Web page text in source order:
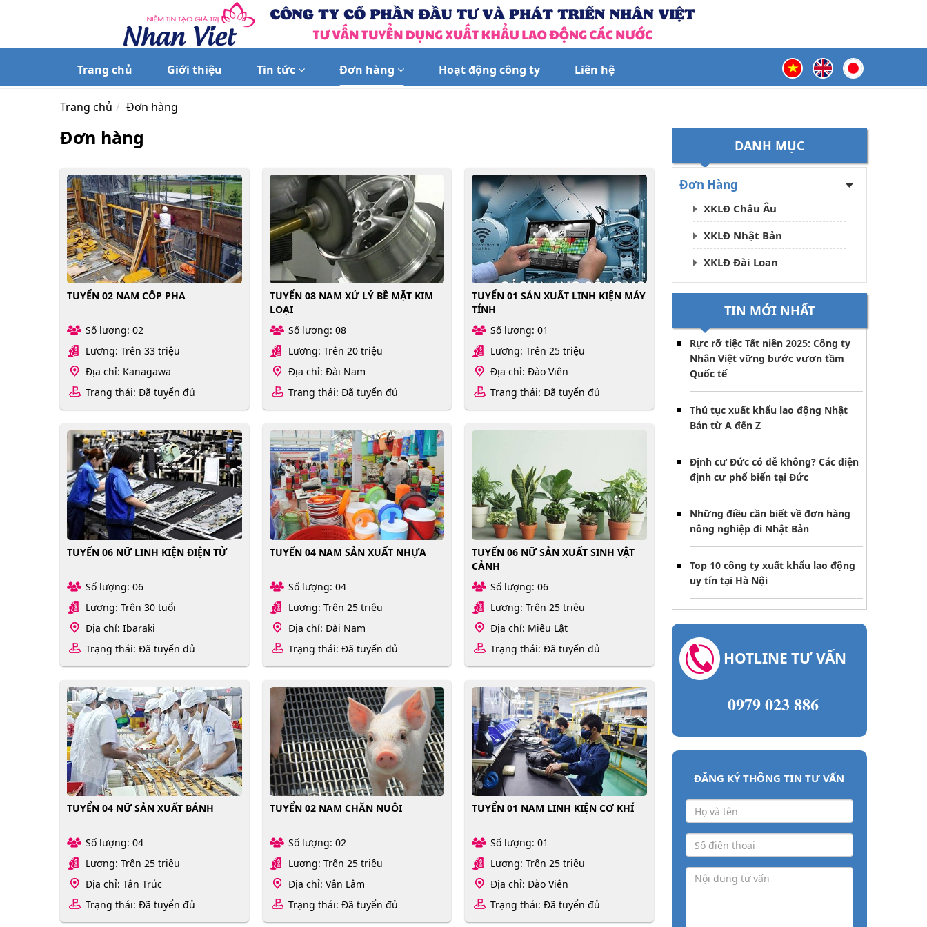
Trang chủ Giới thiệu Tin tức Đơn hàng Hoạt động công ty Liên hệ
Trang chủ Đơn hàng
Đơn hàng
TUYỂN 02 NAM CỐP PHA
Số lượng: 02
Lương: Trên 33 triệu
Địa chỉ: Kanagawa
Trạng thái: Đã tuyển đủ
TUYỂN 08 NAM XỬ LÝ BỀ MẶT KIM
LOẠI
Số lượng: 08
Lương: Trên 20 triệu
Địa chỉ: Đài Nam
Trạng thái: Đã tuyển đủ
TUYỂN 01 SẢN XUẤT LINH KIỆN MÁY
TÍNH
Số lượng: 01
Lương: Trên 25 triệu
Địa chỉ: Đào Viên
Trạng thái: Đã tuyển đủ
TUYỂN 06 NỮ LINH KIỆN ĐIỆN TỬ
Số lượng: 06
Lương: Trên 30 tuổi
Địa chỉ: Ibaraki
Trạng thái: Đã tuyển đủ
TUYỂN 04 NAM SẢN XUẤT NHỰA
Số lượng: 04
Lương: Trên 25 triệu
Địa chỉ: Đài Nam
Trạng thái: Đã tuyển đủ
TUYỂN 06 NỮ SẢN XUẤT SINH VẬT
CẢNH
Số lượng: 06
Lương: Trên 25 triệu
Địa chỉ: Miêu Lật
Trạng thái: Đã tuyển đủ
TUYỂN 04 NỮ SẢN XUẤT BÁNH
Số lượng: 04
Lương: Trên 25 triệu
Địa chỉ: Tân Trúc
Trạng thái: Đã tuyển đủ
TUYỂN 02 NAM CHĂN NUÔI
Số lượng: 02
Lương: Trên 25 triệu
Địa chỉ: Vân Lâm
Trạng thái: Đã tuyển đủ
TUYỂN 01 NAM LINH KIỆN CƠ KHÍ
Số lượng: 01
Lương: Trên 25 triệu
Địa chỉ: Đào Viên
Trạng thái: Đã tuyển đủ
DANH MỤC
Đơn Hàng
XKLĐ Châu Âu
XKLĐ Nhật Bản
XKLĐ Đài Loan
TIN MỚI NHẤT
Rực rỡ tiệc Tất niên 2025: Công ty
Nhân Việt vững bước vươn tầm
Quốc tế
Thủ tục xuất khẩu lao động Nhật
Bản từ A đến Z
Định cư Đức có dễ không? Các diện
định cư phổ biến tại Đức
Những điều cần biết về đơn hàng
nông nghiệp đi Nhật Bản
Top 10 công ty xuất khẩu lao động
uy tín tại Hà Nội
HOTLINE TƯ VẤN
0979 023 886
ĐĂNG KÝ THÔNG TIN TƯ VẤN